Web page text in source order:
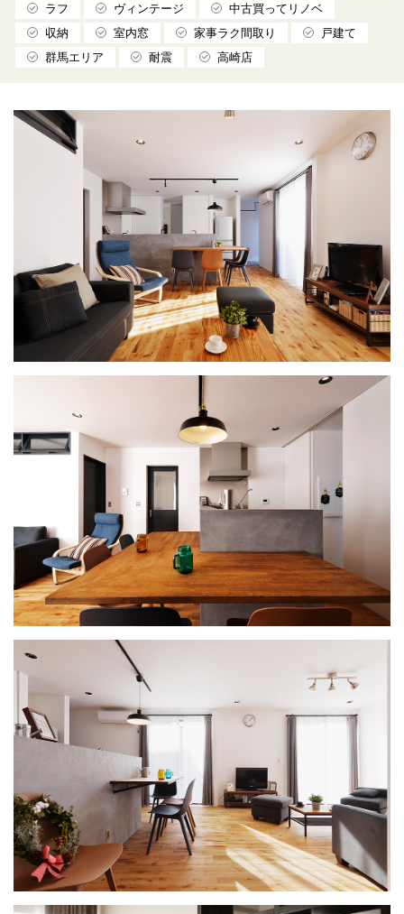
ラフ
ヴィンテージ
中古買ってリノベ
収納
室内窓 家事ラク間取り
戸建て
群馬エリア
耐震 高崎店